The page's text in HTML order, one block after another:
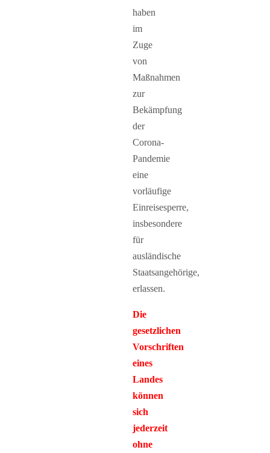
haben
im
Zuge
von
Maßnahmen
zur
Bekämpfung
der
Corona-
Pandemie
eine
vorläufige
Einreisesperre,
insbesondere
für
ausländische
Staatsangehörige,
erlassen.
Die
gesetzlichen
Vorschriften
eines
Landes
können
sich
jederzeit
ohne